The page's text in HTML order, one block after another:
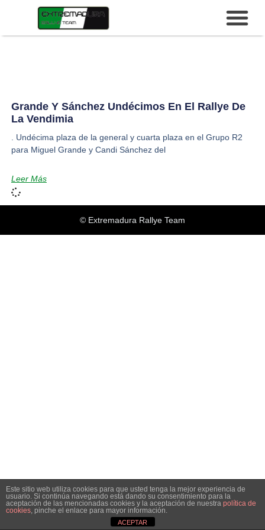
Grande Y Sánchez Undécimos En El Rallye De
La Vendimia
. Undécima plaza de la general y cuarta plaza en el Grupo R2
para Miguel Grande y Candi Sánchez del
Leer Más
© Extremadura Rallye Team
Este sitio web utiliza cookies para que usted tenga la mejor experiencia de
usuario. Si continúa navegando está dando su consentimiento para la
aceptación de las mencionadas cookies y la aceptación de nuestra política de
cookies, pinche el enlace para mayor información.
ACEPTAR